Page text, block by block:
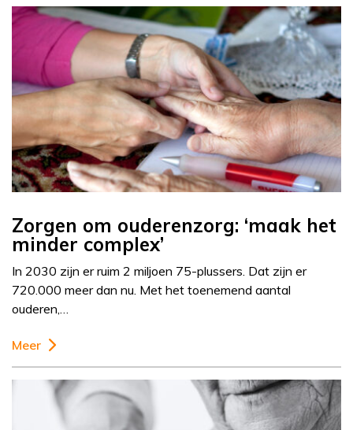
Zorgen om ouderenzorg: ‘maak het
minder complex’
In 2030 zijn er ruim 2 miljoen 75-plussers. Dat zijn er
720.000 meer dan nu. Met het toenemend aantal
ouderen,…
Meer